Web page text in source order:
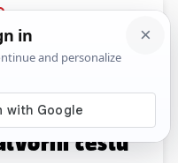
Komentari
Jedan
cestu